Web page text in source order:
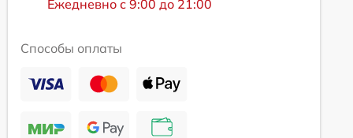
Ежедневно с 9:00 до 21:00
Способы оплаты